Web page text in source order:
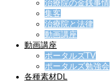
治療院の金銭事情
集客
治療院と法律
動画講座
動画講座
ポータルズTV
ポータルズ勉強会
各種素材DL